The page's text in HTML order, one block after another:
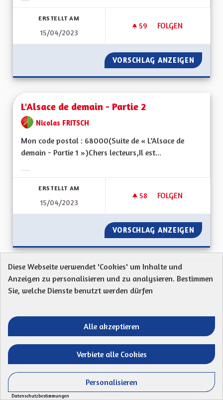
ERSTELLT AM
15/04/2023
59 59 FOLLOWER
FOLGEN
L'ALSACE DE
VORSCHLAG ANZEIGEN
L'Alsace de demain - Partie 2
Nicolas FRITSCH
Mon code postal : 68000(Suite de « L’Alsace de
demain - Partie 1 »)Chers lecteurs,Il est...
ERSTELLT AM
15/04/2023
58 58 FOLLOWER
FOLGEN
L'ALSACE DE
VORSCHLAG ANZEIGEN
L'Alsace de demain - Partie 1
Nicolas FRITSCH
préciser que je ne suis en aucun cas favorable à...
Ergebnisse nach Kategorie filtern:
ERSTELLT AM
15/04/2023
61 61 FOLLOWER
FOLGEN
L'ALSACE DE
Diese Webseite verwendet 'Cookies' um Inhalte und
Anzeigen zu personalisieren und zu analysieren. Bestimmen
Sie, welche Dienste benutzt werden dürfen
Alle akzeptieren
Verbiete alle Cookies
Personalisieren
Datenschutzbestimmungen